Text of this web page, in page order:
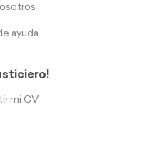
ayuda
mi CV